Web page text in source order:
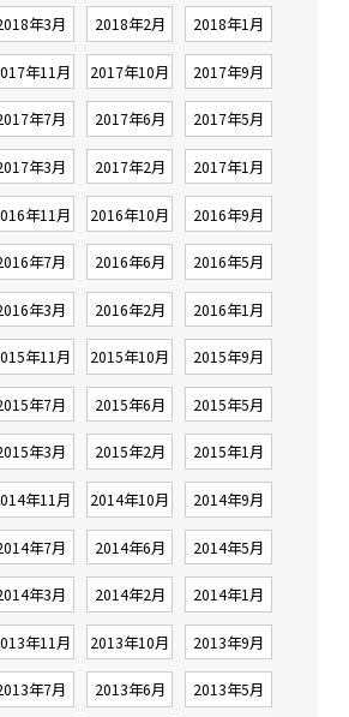
年3月 2018年2月 2018年1月
年11月 2017年10月 2017年9月
年7月 2017年6月 2017年5月
年3月 2017年2月 2017年1月
年11月 2016年10月 2016年9月
年7月 2016年6月 2016年5月
年3月 2016年2月 2016年1月
年11月 2015年10月 2015年9月
年7月 2015年6月 2015年5月
年3月 2015年2月 2015年1月
年11月 2014年10月 2014年9月
年7月 2014年6月 2014年5月
年3月 2014年2月 2014年1月
年11月 2013年10月 2013年9月
年7月 2013年6月 2013年5月